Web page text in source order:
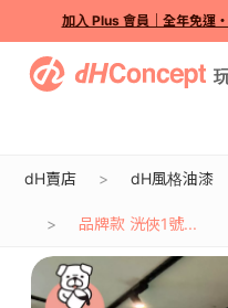
加入 Plus 會員｜全年免運
dH賣店 dH風格油漆
品牌款 洸俠1號...